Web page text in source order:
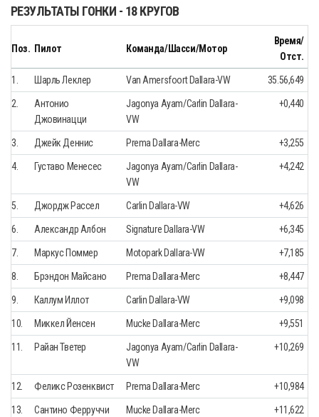
РЕЗУЛЬТАТЫ ГОНКИ - 18 КРУГОВ
Поз. Пилот Команда/Шасси/Мотор
Время/
Отст.
1. Шарль Леклер Van Amersfoort Dallara-VW 35.56,649
2.
Антонио
Джовинацци
Jagonya Ayam/Carlin Dallara-
VW
+0,440
3. Джейк Деннис Prema Dallara-Merc +3,255
4. Густаво Менесес
Jagonya Ayam/Carlin Dallara-
VW
+4,242
5. Джордж Рассел Carlin Dallara-VW +4,626
6. Александр Албон Signature Dallara-VW +6,345
7. Маркус Поммер Motopark Dallara-VW +7,185
8. Брэндон Майсано Prema Dallara-Merc +8,447
9. Каллум Иллот Carlin Dallara-VW +9,098
10. Миккел Йенсен Mucke Dallara-Merc +9,551
11. Райан Тветер
Jagonya Ayam/Carlin Dallara-
VW
+10,269
12. Феликс Розенквист Prema Dallara-Merc +10,984
13. Сантино Ферруччи Mucke Dallara-Merc +11,622